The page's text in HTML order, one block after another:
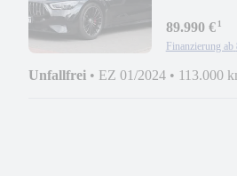
89.990 €¹
Finanzierung ab
Unfallfrei • EZ 01/2024 • 113.000